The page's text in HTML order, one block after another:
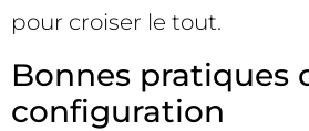
pour croiser le tout.
Bonnes pratiques
configuration